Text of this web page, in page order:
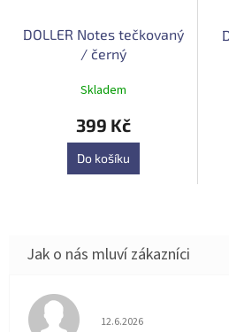
DOLLER Notes tečkovaný
/ černý
Průměrné
hodnocení
produktu
je
4,9
z
Skladem
399 Kč
Do košíku
Hodnocení obchodu je 5
12.6.2026